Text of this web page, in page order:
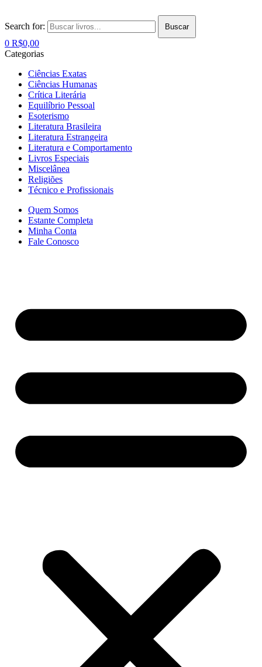
Search for: Buscar
0 R$0,00
Categorias
Ciências Exatas
Ciências Humanas
Crítica Literária
Equilíbrio Pessoal
Esoterismo
Literatura Brasileira
Literatura Estrangeira
Literatura e Comportamento
Livros Especiais
Miscelânea
Religiões
Técnico e Profissionais
Quem Somos
Estante Completa
Minha Conta
Fale Conosco